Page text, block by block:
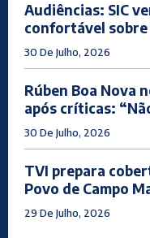
Audiências: SIC
confortável sobre
30 De Julho, 2026
Rúben Boa Nova
após críticas:
30 De Julho, 2026
TVI prepara
Povo de Campo
29 De Julho, 2026